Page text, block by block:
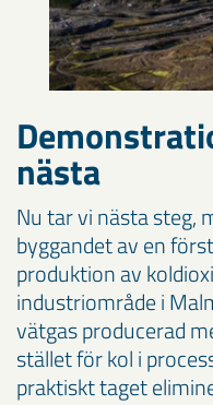
nästa
Nu tar vi nästa steg,
byggandet av en
produktion av
industriområde i
vätgas producerad
stället för kol i
praktiskt taget